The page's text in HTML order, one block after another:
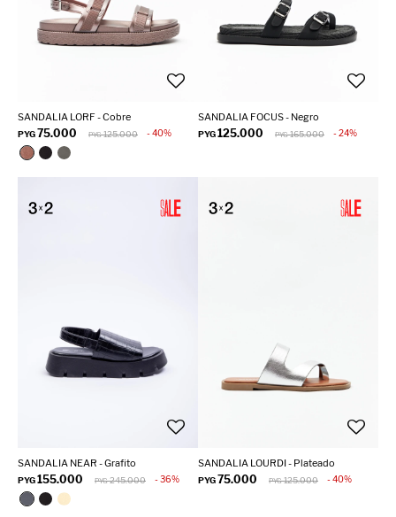
SANDALIA LORF - Cobre
PYG75.000 PYG 125.000 40
SANDALIA FOCUS - Negro
PYG125.000 PYG 165.000 24
SANDALIA NEAR - Grafito
PYG155.000 PYG 245.000 36
SANDALIA LOURDI - Plateado
PYG75.000 PYG 125.000 40